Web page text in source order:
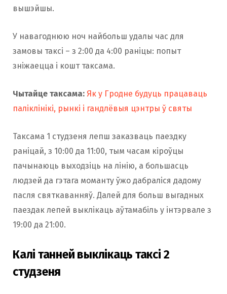
вышэйшы.
У навагоднюю ноч найбольш удалы час для
замовы таксі – з 2:00 да 4:00 раніцы: попыт
зніжаецца і кошт таксама.
Чытайце таксама: Як у Гродне будуць працаваць
паліклінікі, рынкі і гандлёвыя цэнтры ў святы
Таксама 1 студзеня лепш заказваць паездку
раніцай, з 10:00 да 11:00, тым часам кіроўцы
пачынаюць выходзіць на лінію, а большасць
людзей да гэтага моманту ўжо дабраліся дадому
пасля святкаванняў. Далей для больш выгадных
паездак лепей выклікаць аўтамабіль у інтэрвале з
19:00 да 21:00.
Калі танней выклікаць таксі 2
студзеня